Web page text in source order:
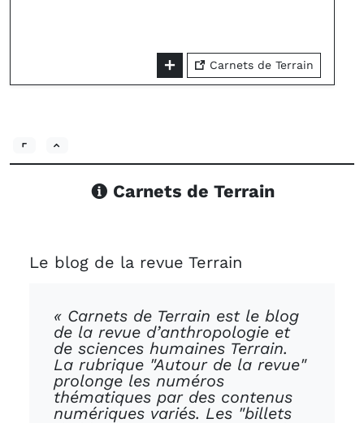
Carnets de Terrain
Carnets de Terrain
Le blog de la revue Terrain
« Carnets de Terrain est le blog
de la revue d’anthropologie et
de sciences humaines Terrain.
La rubrique "Autour de la revue"
prolonge les numéros
thématiques par des contenus
numériques variés. Les "billets